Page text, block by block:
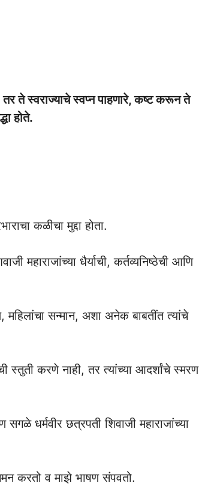
ते स्वराज्याचे स्वप्न पाहणारे, कष्ट करून ते
होते.
कळीचा मुद्दा होता.
धैर्याची, कर्तव्यनिष्ठेची आणि
सन्मान, अशा अनेक बाबतींत त्यांचे
स्तुती करणे नाही, तर त्यांच्या आदर्शांचे स्मरण
धर्मवीर छत्रपती शिवाजी महाराजांच्या
करतो व माझे भाषण संपवतो.